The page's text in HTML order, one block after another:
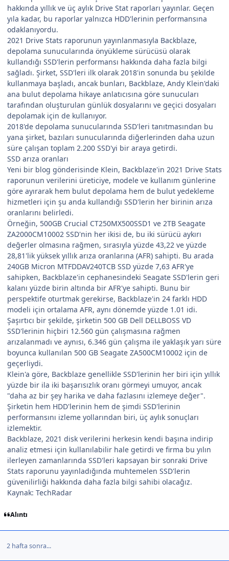
hakkında yıllık ve üç aylık Drive Stat raporları yayınlar. Geçen
yıla kadar, bu raporlar yalnızca HDD'lerinin performansına
odaklanıyordu.
2021 Drive Stats raporunun yayınlanmasıyla Backblaze,
depolama sunucularında önyükleme sürücüsü olarak
kullandığı SSD'lerin performansı hakkında daha fazla bilgi
sağladı. Şirket, SSD'leri ilk olarak 2018'in sonunda bu şekilde
kullanmaya başladı, ancak bunları, Backblaze, Andy Klein'daki
ana bulut depolama hikaye anlatıcısına göre sunucuları
tarafından oluşturulan günlük dosyalarını ve geçici dosyaları
depolamak için de kullanıyor.
2018'de depolama sunucularında SSD'leri tanıtmasından bu
yana şirket, bazıları sunucularında diğerlerinden daha uzun
süre çalışan toplam 2.200 SSD'yi bir araya getirdi.
SSD arıza oranları
Yeni bir blog gönderisinde Klein, Backblaze'in 2021 Drive Stats
raporunun verilerini üreticiye, modele ve kullanım günlerine
göre ayırarak hem bulut depolama hem de bulut yedekleme
hizmetleri için şu anda kullandığı SSD'lerin her birinin arıza
oranlarını belirledi.
Örneğin, 500GB Crucial CT250MX500SSD1 ve 2TB Seagate
ZA2000CM10002 SSD'nin her ikisi de, bu iki sürücü aykırı
değerler olmasına rağmen, sırasıyla yüzde 43,22 ve yüzde
28,81'lik yüksek yıllık arıza oranlarına (AFR) sahipti. Bu arada
240GB Micron MTFDDAV240TCB SSD yüzde 7,63 AFR'ye
sahipken, Backblaze'in cephanesindeki Seagate SSD'lerin geri
kalanı yüzde birin altında bir AFR'ye sahipti. Bunu bir
perspektife oturtmak gerekirse, Backblaze'in 24 farklı HDD
modeli için ortalama AFR, aynı dönemde yüzde 1.01 idi.
Şaşırtıcı bir şekilde, şirketin 500 GB Dell DELLBOSS VD
SSD'lerinin hiçbiri 12.560 gün çalışmasına rağmen
arızalanmadı ve aynısı, 6.346 gün çalışma ile yaklaşık yarı süre
boyunca kullanılan 500 GB Seagate ZA500CM10002 için de
geçerliydi.
Klein'a göre, Backblaze genellikle SSD'lerinin her biri için yıllık
yüzde bir ila iki başarısızlık oranı görmeyi umuyor, ancak
"daha az bir şey harika ve daha fazlasını izlemeye değer".
Şirketin hem HDD'lerinin hem de şimdi SSD'lerinin
performansını izleme yollarından biri, üç aylık sonuçları
izlemektir.
Backblaze, 2021 disk verilerini herkesin kendi başına indirip
analiz etmesi için kullanılabilir hale getirdi ve firma bu yılın
ilerleyen zamanlarında SSD'leri kapsayan bir sonraki Drive
Stats raporunu yayınladığında muhtemelen SSD'lerin
güvenilirliği hakkında daha fazla bilgi sahibi olacağız.
Kaynak: TechRadar
Alıntı
2 hafta sonra...